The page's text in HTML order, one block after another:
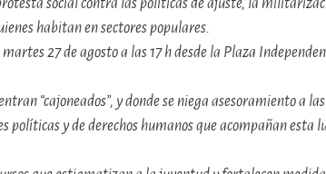
social contra las políticas de ajuste, la
habitan en sectores populares.
27 de agosto a las 17 h desde la Plaza
“cajoneados”, y donde se niega asesoramiento
y de derechos humanos que acompañan esta